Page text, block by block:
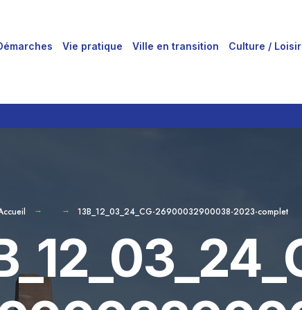
Vie pratique Ville en transition Culture /
13B_12_03_24_CG-26900032900038-2023-complet